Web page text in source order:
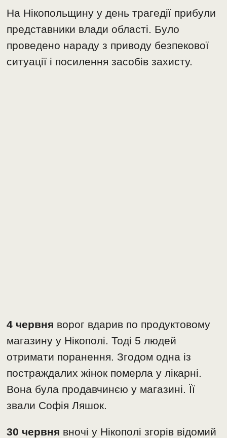
На Нікопольщину у день трагедії прибули
представники влади області. Було
проведено нараду з приводу безпекової
ситуації і посилення засобів захисту.
4 червня ворог вдарив по продуктовому
магазину у Нікополі. Тоді 5 людей
отримати поранення. Згодом одна із
постраждалих жінок померла у лікарні.
Вона була продавчинєю у магазині. Її
звали Софія Ляшок.
30 червня вночі у Нікополі згорів відомий